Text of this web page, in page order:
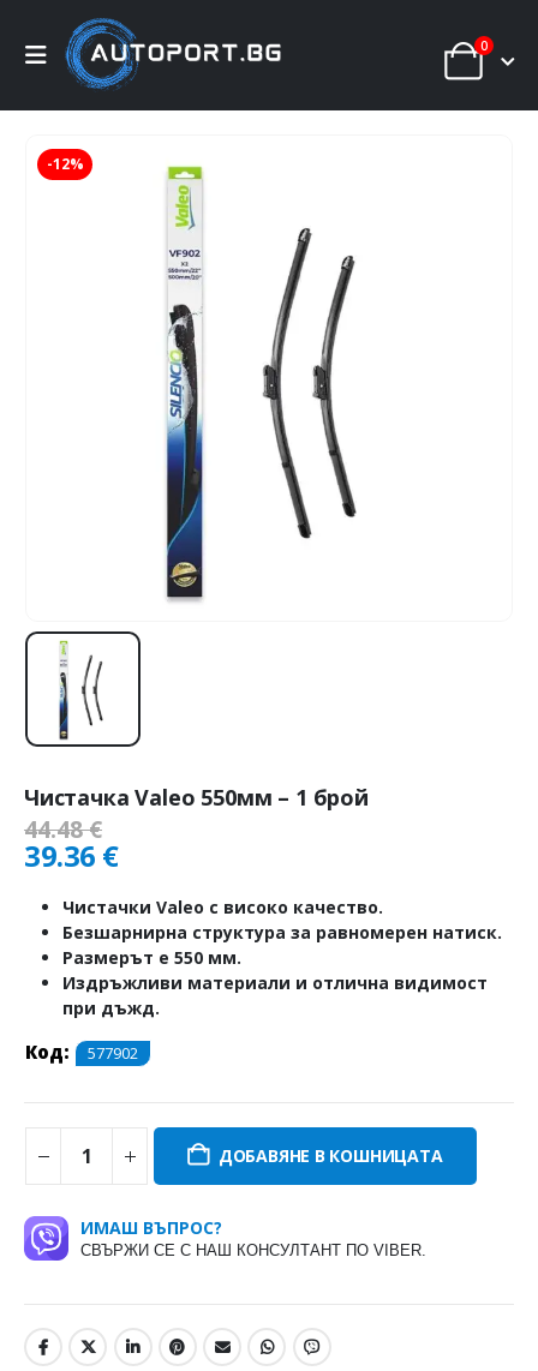
0
-12%
Чистачка Valeo 550мм – 1 брой
44.48€
39.36 €
Чистачки Valeo с високо качество.
Безшарнирна структура за равномерен натиск.
Размерът е 550 мм.
Издръжливи материали и отлична видимост
при дъжд.
Код: 577902
ДОБАВЯНЕ В КОШНИЦАТА
ИМАШ ВЪПРОС?
СВЪРЖИ СЕ С НАШ КОНСУЛТАНТ ПО VIBER.